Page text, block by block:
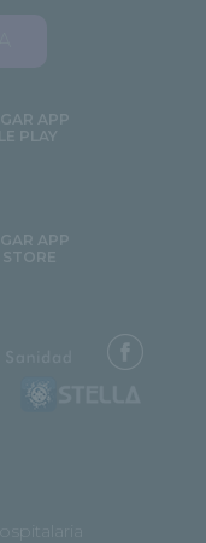
APP
PLAY
APP